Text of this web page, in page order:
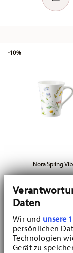
Daten
Wir und unsere
persönlichen
Technologien
Gerät zu
Nora Spring
€ 16,11Price
€
-10%